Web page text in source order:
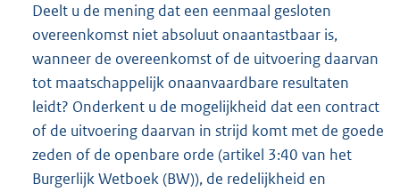
Deelt u de mening dat een eenmaal gesloten
overeenkomst niet absoluut onaantastbaar is,
wanneer de overeenkomst of de uitvoering daarvan
tot maatschappelijk onaanvaardbare resultaten
leidt? Onderkent u de mogelijkheid dat een contract
of de uitvoering daarvan in strijd komt met de goede
zeden of de openbare orde (artikel 3:40 van het
Burgerlijk Wetboek (BW)), de redelijkheid en